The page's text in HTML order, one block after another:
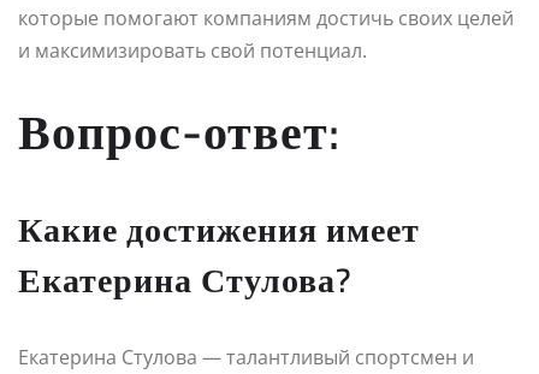
которые помогают компаниям достичь своих целей
и максимизировать свой потенциал.
Вопрос-ответ:
Какие достижения имеет
Екатерина Стулова?
Екатерина Стулова — талантливый спортсмен и